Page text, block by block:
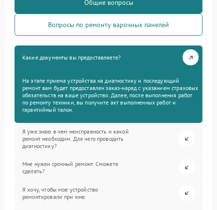
Общие вопросы
Вопросы по ремонту варочных панелей
Какие документы вы предоставляете?
На этапе приема устройства на диагностику и последующий
ремонт вам будет предоставлен заказ-наряд с указанием страховых
обязательств на ваше устройство. Далее, после выполнения работ
по ремонту техники, вы получите акт выполненных работ и
гарантийный талон.
Я уже знаю в чем неисправность и какой
ремонт необходим. Для чего проводить
диагностику?
Мне нужен срочный ремонт. Сможете
сделать?
Я хочу, чтобы мое устройство
ремонтировали при мне.